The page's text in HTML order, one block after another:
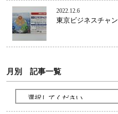
2022.12.6
東京ビジネスチャン
月別 記事一覧